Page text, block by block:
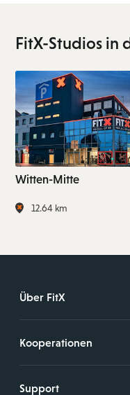
FitX-Studios in
Witten-Mitte
12.64 km
Über FitX
Kooperationen
Support